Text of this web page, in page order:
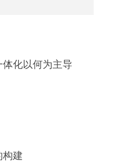
体化以何为主导
构建